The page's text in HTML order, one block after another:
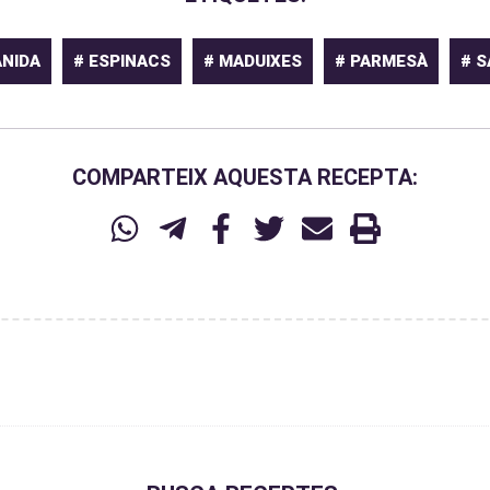
# ESPINACS # MADUIXES # PARMESÀ #
COMPARTEIX AQUESTA RECEPTA: